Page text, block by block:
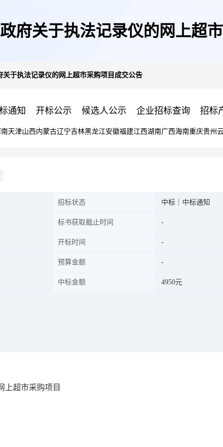
府关于执法记录仪的网上超
关于执法记录仪的网上超市采购项目成交公告
通知 开标公示 候选人公示 企业招标查询 招标
天津山西内蒙古辽宁吉林黑龙江安徽福建江西湖南广西海南重庆贵州
招标状态 中标｜中标通知
标书获取截止时间
开标时间
预算金额
中标金额 4950元
上超市采购项目